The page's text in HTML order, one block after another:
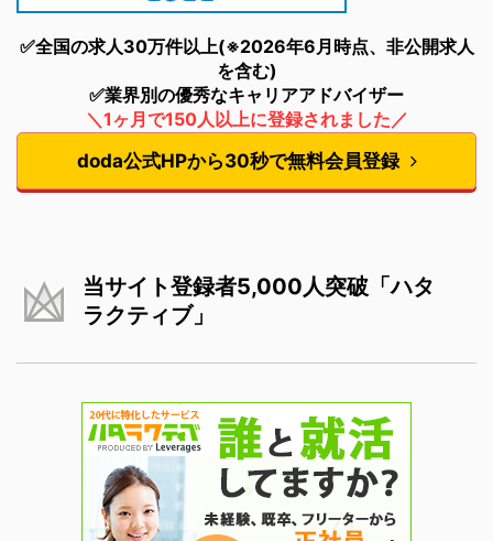
✅全国の求人30万件以上(※2026年6月時点、非公開求人
を含む)
✅業界別の優秀なキャリアアドバイザー
＼1ヶ月で150人以上に登録されました／
doda公式HPから30秒で無料会員登録
当サイト登録者5,000人突破「ハタ
ラクティブ」